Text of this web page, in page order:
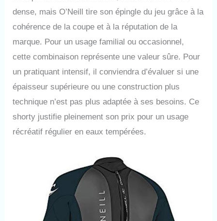
dense, mais O’Neill tire son épingle du jeu grâce à la
cohérence de la coupe et à la réputation de la
marque. Pour un usage familial ou occasionnel,
cette combinaison représente une valeur sûre. Pour
un pratiquant intensif, il conviendra d’évaluer si une
épaisseur supérieure ou une construction plus
technique n’est pas plus adaptée à ses besoins. Ce
shorty justifie pleinement son prix pour un usage
récréatif régulier en eaux tempérées.